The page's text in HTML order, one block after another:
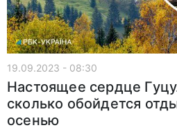
19.09.2023 - 08:30
Настоящее сердце
сколько обойдется
осенью